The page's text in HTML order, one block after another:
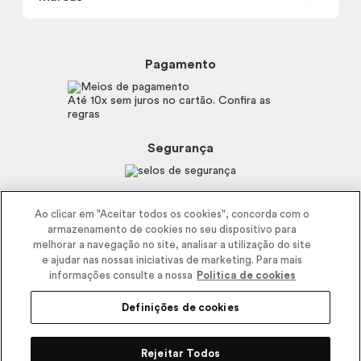
Código de defesa do consumidor
Trabalhe com a gente
Recomendações Covid19
Fale Conosco
E-mail
Pagamento
Até 10x sem juros no cartão. Confira as
regras
Segurança
CEP 11900-000 | CNPJ/MF 11.137.051/0406-41 IE 574.066.180.111
Ao clicar em "Aceitar todos os cookies", concorda com o
armazenamento de cookies no seu dispositivo para
melhorar a navegação no site, analisar a utilização do site
e ajudar nas nossas iniciativas de marketing. Para mais
informações consulte a nossa
Politica de cookies
Definições de cookies
Rejeitar Todos